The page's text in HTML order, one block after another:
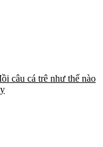
câu cá trê như thế nào